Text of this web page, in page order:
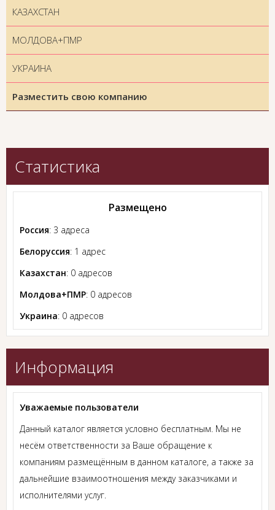
КАЗАХСТАН
МОЛДОВА+ПМР
УКРАИНА
Разместить свою компанию
Статистика
Размещено
Россия: 3 адреса
Белоруссия: 1 адрес
Казахстан: 0 адресов
Молдова+ПМР: 0 адресов
Украина: 0 адресов
Информация
Уважаемые пользователи
Данный каталог является условно бесплатным. Мы не
несём ответственности за Ваше обращение к
компаниям размещённым в данном каталоге, а также за
дальнейшие взаимоотношения между заказчиками и
исполнителями услуг.